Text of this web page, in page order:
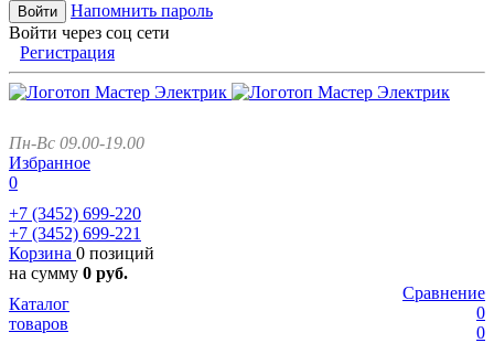
Напомнить пароль
Войти через соц сети
Регистрация
Пн-Вс 09.00-19.00
Избранное
0
+7 (3452) 699-220
+7 (3452) 699-221
Корзина 0 позиций
на сумму 0 руб.
Сравнение
0
0
Каталог
товаров